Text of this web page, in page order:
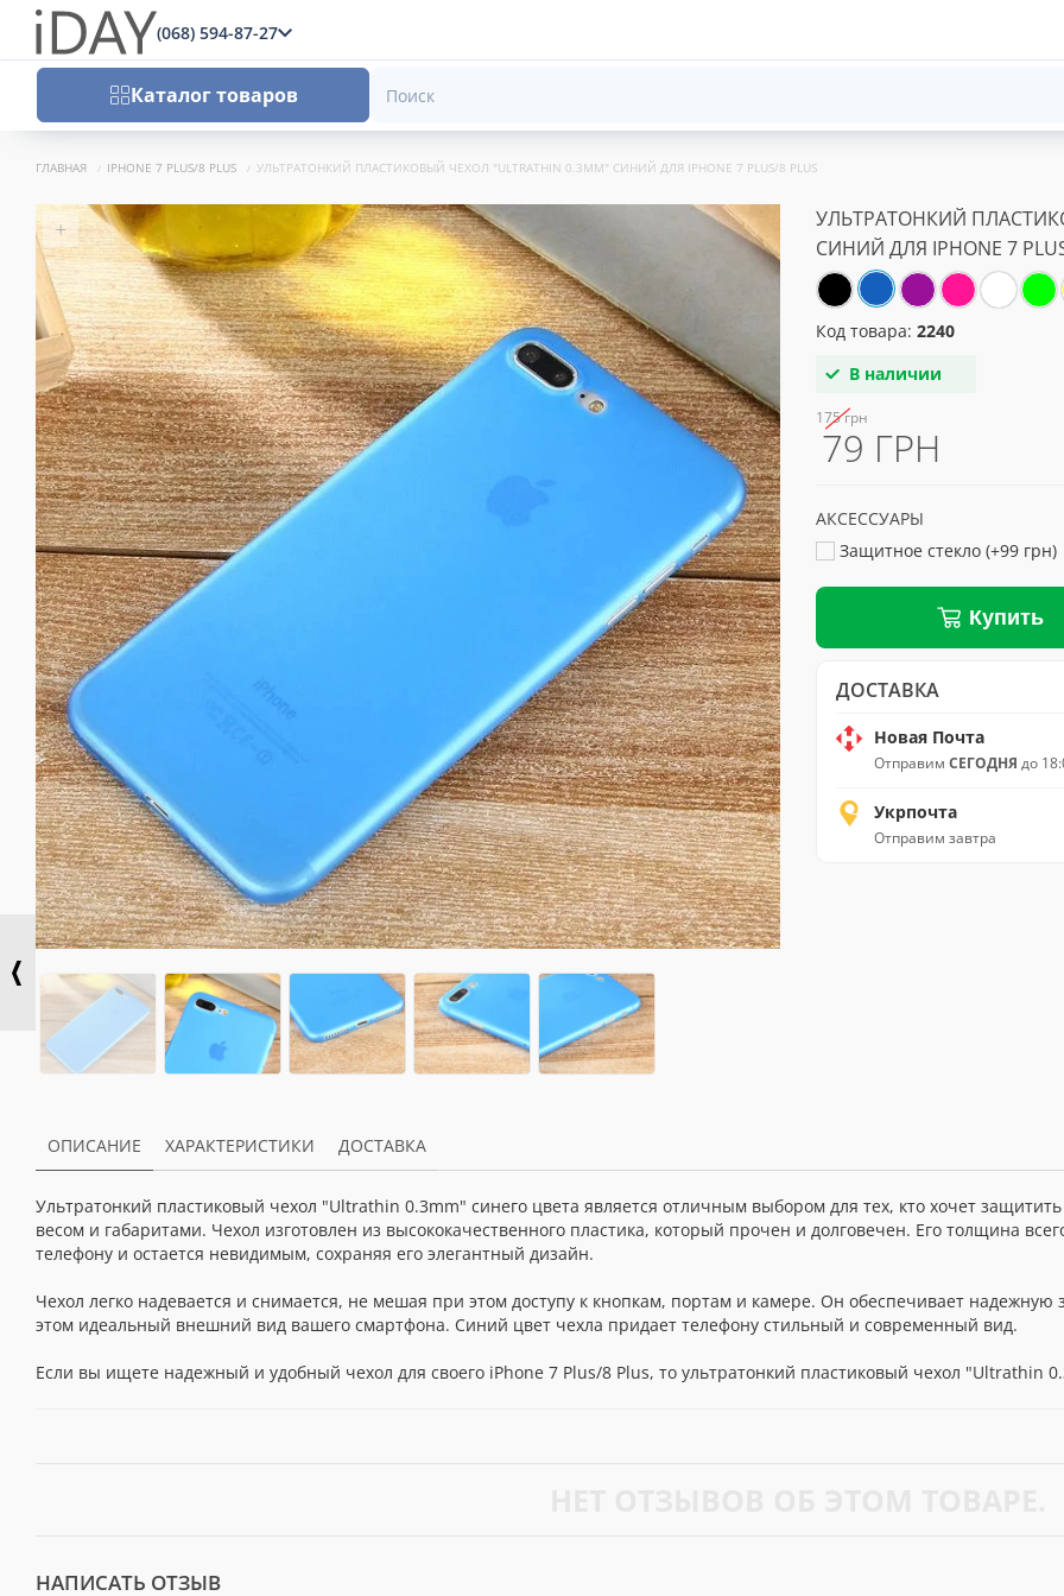
(068) 594-87-27
Каталог товаров
ГЛАВНАЯ IPHONE 7 PLUS/8 PLUS УЛЬТРАТОНКИЙ ПЛАСТИКОВЫЙ ЧЕХОЛ "ULTRATHIN 0.3MM" СИНИЙ ДЛЯ IPHONE 7 PLUS/8 PLUS
+
УЛЬТРАТОНКИЙ
СИНИЙ ДЛЯ IPHONE 7
Код товара: 2240
В наличии
175 грн
79 ГРН
АКСЕССУАРЫ
Защитное стекло (+99 грн)
Купить
ДОСТАВКА
Новая Почта
Отправим СЕГОДНЯ до
Укрпочта
Отправим завтра
ОПИСАНИЕ ХАРАКТЕРИСТИКИ ДОСТАВКА
Ультратонкий пластиковый чехол "Ultrathin 0.3mm" синего цвета является отличным выбором для тех, кто хочет
весом и габаритами. Чехол изготовлен из высококачественного пластика, который прочен и долговечен. Его толщина
телефону и остается невидимым, сохраняя его элегантный дизайн.
Чехол легко надевается и снимается, не мешая при этом доступу к кнопкам, портам и камере. Он обеспечивает
этом идеальный внешний вид вашего смартфона. Синий цвет чехла придает телефону стильный и современный вид.
Если вы ищете надежный и удобный чехол для своего iPhone 7 Plus/8 Plus, то ультратонкий пластиковый чехол "Ultrathin
НАПИСАТЬ ОТЗЫВ